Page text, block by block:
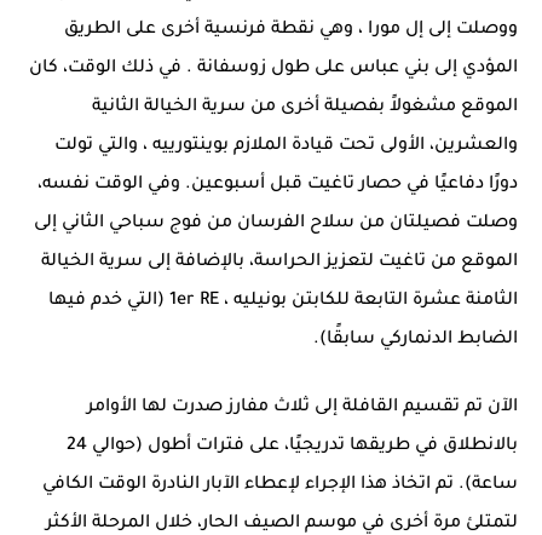
ووصلت إلى إل مورا ، وهي نقطة فرنسية أخرى على الطريق
المؤدي إلى بني عباس على طول زوسفانة . في ذلك الوقت، كان
الموقع مشغولاً بفصيلة أخرى من سرية الخيالة الثانية
والعشرين، الأولى تحت قيادة الملازم بوينتورييه ، والتي تولت
دورًا دفاعيًا في حصار تاغيت قبل أسبوعين. وفي الوقت نفسه،
وصلت فصيلتان من سلاح الفرسان من فوج سباحي الثاني إلى
الموقع من تاغيت لتعزيز الحراسة، بالإضافة إلى سرية الخيالة
الثامنة عشرة التابعة للكابتن بونيليه
، 1er RE (التي خدم فيها
الضابط الدنماركي سابقًا).
الآن تم تقسيم القافلة إلى ثلاث مفارز صدرت لها الأوامر
بالانطلاق في طريقها تدريجيًا، على فترات أطول (حوالي 24
ساعة). تم اتخاذ هذا الإجراء لإعطاء الآبار النادرة الوقت الكافي
لتمتلئ مرة أخرى في موسم الصيف الحار، خلال المرحلة الأكثر